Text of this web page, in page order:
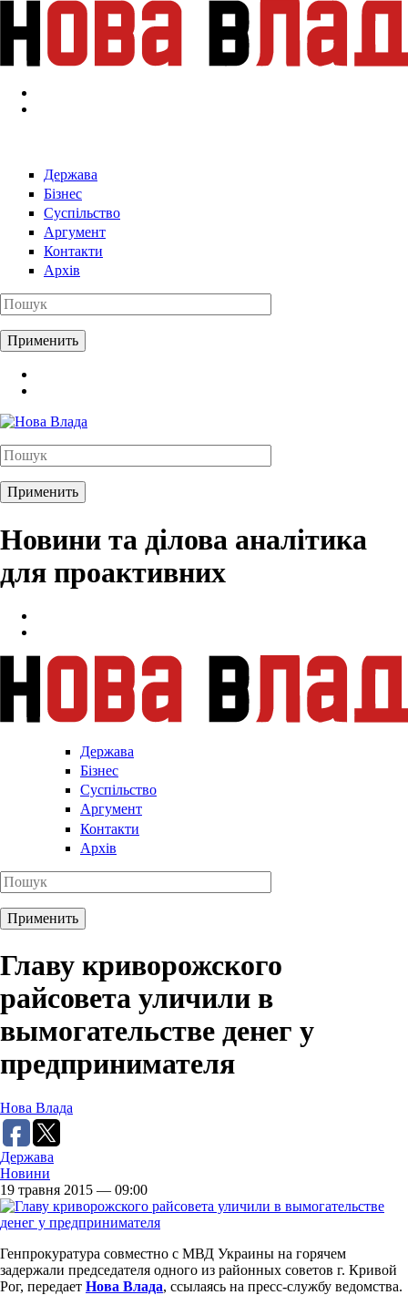
Перейти к основному содержанию
Держава
Бізнес
Суспільство
Аргумент
Контакти
Архів
Новини та ділова аналітика
для проактивних
Держава
Бізнес
Суспільство
Аргумент
Контакти
Архів
Главу криворожского
райсовета уличили в
вымогательстве денег у
предпринимателя
Нова Влада
Держава
Новини
19 травня 2015 — 09:00
Генпрокуратура совместно с МВД Украины на горячем
задержали председателя одного из районных советов г. Кривой
Рог, передает Нова Влада, ссылаясь на пресс-службу ведомства.